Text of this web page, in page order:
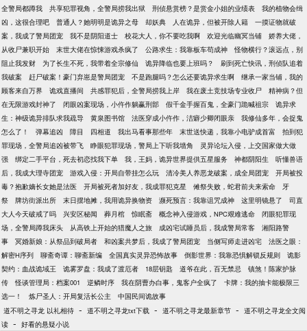
全警局都蹲我
共享犯罪视角，全警局捞我出狱 刑侦悬赏榜？是赏金小姐的业绩表
我的植物会缉
凶，这很合理吧
普通人？她明明是诡异之母 却妖典 人在诡异，但被开除人籍
一摸证物就破
案，我成了警局团宠
我不是阴阳道士 校花大人，你不要吃我啊 欢迎光临幽冥当铺
娇养大佬，
从收尸兼职开始
末世大佬在惊悚游戏杀疯了 公路求生：我靠板车苟成神
怪物横行？滚远点，别
阻止我发财
为了长生不死，我带着全宗修仙 诡异降临也要上班吗？
刷到死亡快讯，刑侦队追着
我破案
赶尸破案！豪门弃崽是警局团宠 不是跑腿吗？怎么还要诡异求生啊
继承一家当铺，我的
顾客来自万界
诡戏直播间 共感罪犯后，全警局捞我上岸 我在废土竞技场专业收尸
精神病？但
在无限游戏封神了
闭眼凶案现场，小仵作躺赢刑部 假千金手握百鬼，全豪门跪喊祖宗
诡异求
生：神级诡异排队求我疏导
黄泉图书馆 法医穿成小仵作，洁癖少卿闭眼亲
我修仙多年，会捉鬼
怎么了！
弹幕追凶 障目 四相道 我出马看事那些年 末世送快递，我靠小电驴成首富
拍到犯
罪现场，全警局追凶被带飞
睁眼犯罪现场，警局上下听我墙角
灵异论坛入侵，上交国家做大做
强
绑定二手平台，死去初恋找我下单 我，王妈，诡异世界提供五星服务 神都阴阳生
听懂兽语
后，我成大理寺团宠
游戏入侵：开局自带挂怎么玩 清冷美人养恶龙破案，成全局团宠
开局被投
毒？抱歉嫡长女她是法医
开局被死者加好友，我成罪犯克星 傩祭失败，蛇君前夫来索命
牙
祭
牌坊街派出所 末日摆地摊，我用诡异换物资 濒死预言：我靠诅咒成神 这里明镜悬了
司直
大人今天破戒了吗
兴安区秘闻 葬月棺 惊眠斋 概念神入侵游戏，NPC艰难逃命
闭眼犯罪现
场，全警局蹲我床头
从高铁上开始的猎魔人之旅 成凶宅试睡员后，我成警局常客
湘阳路警
事
冥婚新娘：从祭品到破局者 和凶案共梦后，我成了警局团宠 当侧写师走进凶宅
法医之眼：
解密H序列
聊斋奇谭：聊斋新编 全国真实灵异恐怖故事 倒影世界：我靠恐惧解锁反规则
诡影
契约：血战诡域王
诡雾罗盘：我成了渡厄者 18层钥匙 道爷在此，百无禁忌
镇煞！陈家护脉
传
怪谈管理局：档案001 逆鳞时序 我在阴曹办白事，鬼客户全疯了
卡牌：我的抽卡能极限三
选一！
炼尸圣人：开局复活长公主
中国民间诡故事
道不明之寻龙 以礼相待 - 道不明之寻龙txt下载 - 道不明之寻龙最新章节 - 道不明之寻龙全文阅
读 - 好看的悬疑小说